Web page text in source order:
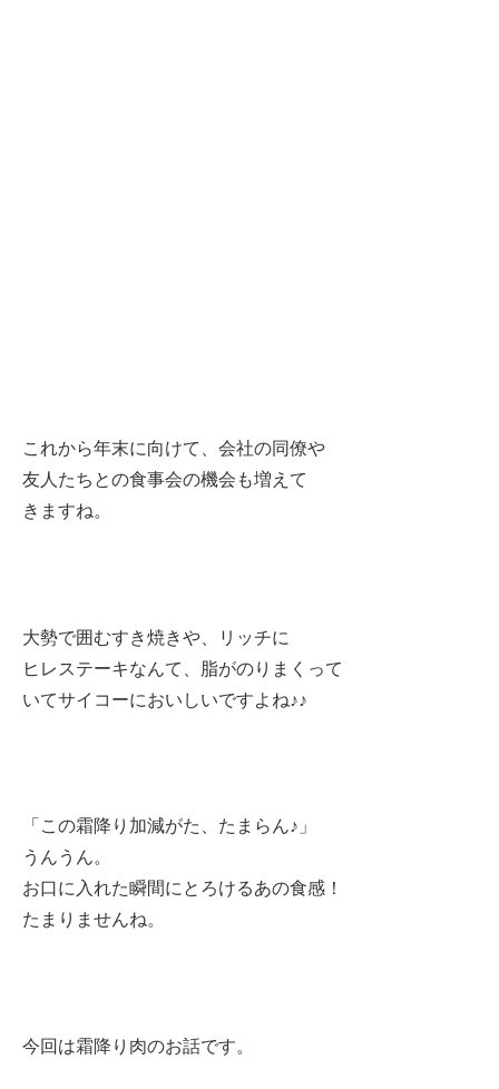
これから年末に向けて、会社の同僚や
友人たちとの食事会の機会も増えて
きますね。
大勢で囲むすき焼きや、リッチに
ヒレステーキなんて、脂がのりまくって
いてサイコーにおいしいですよね♪♪
「この霜降り加減がた、たまらん♪」
うんうん。
お口に入れた瞬間にとろけるあの食感！
たまりませんね。
今回は霜降り肉のお話です。